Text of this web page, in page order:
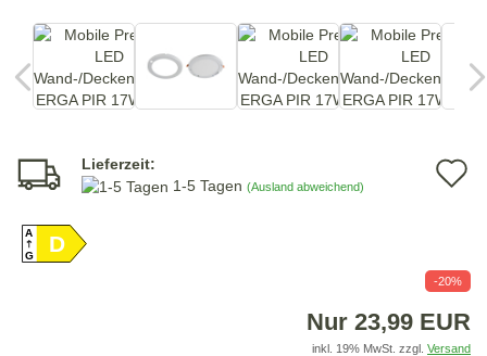
Lieferzeit:
1-5 Tagen (Ausland abweichend)
A
GD
-20%
Nur 23,99 EUR
inkl. 19% MwSt. zzgl. Versand